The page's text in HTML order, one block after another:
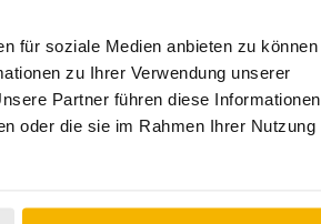
für soziale Medien anbieten zu können
zu Ihrer Verwendung unserer
Partner führen diese Informationen
oder die sie im Rahmen Ihrer Nutzung
Mercedes